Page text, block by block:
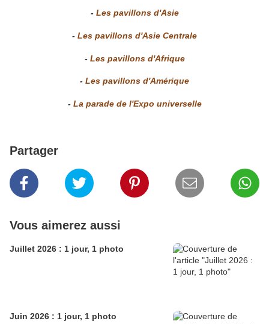
- Les pavillons d'Asie
- Les pavillons d'Asie Centrale
-Les pavillons d'Afrique
- Les pavillons d'Amérique
-La parade de l'Expo universelle
Partager
Vous aimerez aussi
Juillet 2026 : 1 jour, 1 photo
Juin 2026 : 1 jour, 1 photo